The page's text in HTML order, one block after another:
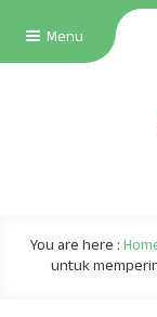
Menu
You are here :
untuk